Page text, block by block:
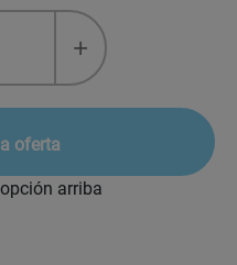
+
oferta
arriba